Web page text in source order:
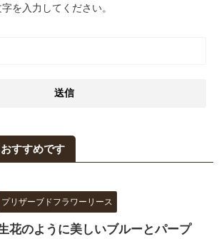
を入力してください。
すすめです
プリザーブドフラワーリース
花のように美しいブルーとパープ